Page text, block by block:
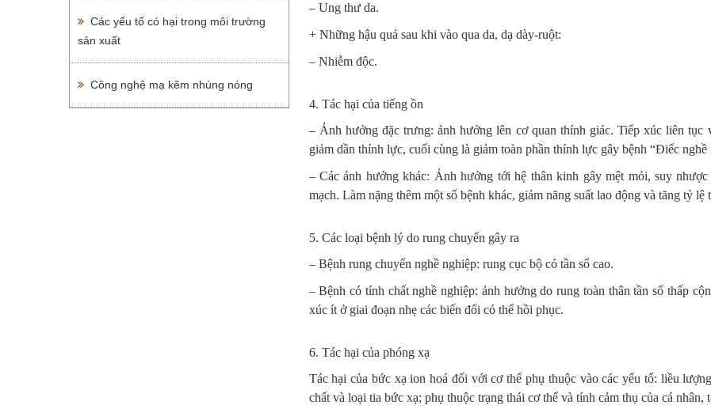
Các yếu tố có hại trong môi trường
sản xuất
Công nghệ mạ kẽm nhúng nóng
– Ung thư da.
+ Những hậu quả sau khi vào qua da, dạ dày-ruột:
– Nhiễm độc.
4. Tác hại của tiếng ồn
– Ảnh hưởng đặc trưng: ảnh hưởng lên cơ quan thính giác. Tiếp xúc liên tục
giảm dần thính lực, cuối cùng là giảm toàn phần thính lực gây bệnh “Điếc nghề
– Các ảnh hưởng khác: Ảnh hưởng tới hệ thân kinh gây mệt mỏi, suy
mạch. Làm nặng thêm một số bệnh khác, giảm năng suất lao động và tăng tỷ lệ
5. Các loại bệnh lý do rung chuyển gây ra
– Bệnh rung chuyển nghề nghiệp: rung cục bộ có tần số cao.
– Bệnh có tính chất nghề nghiệp: ảnh hưởng do rung toàn thân tần số thấp
xúc ít ở giai đoạn nhẹ các biến đổi có thể hồi phục.
6. Tác hại của phóng xạ
Tác hại của bức xạ ion hoá đối với cơ thể phụ thuộc vào các yếu tố: liều
chất và loại tia bức xạ; phụ thuộc trạng thái cơ thể và tính cảm thụ của cá nhân,